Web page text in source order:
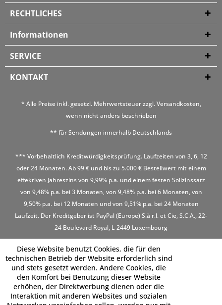
RECHTLICHES
Informationen
SERVICE
KONTAKT
* Alle Preise inkl. gesetzl. Mehrwertsteuer zzgl.Versandkosten,
wenn nicht anders beschrieben
** für Sendungen innerhalb Deutschlands
*** Vorbehaltlich Kreditwürdigkeitsprüfung. Laufzeiten von 3, 6, 12
oder 24 Monaten. Ab 99 € und bis zu 5.000 € Bestellwert mit einem
effektiven Jahreszins von 9,99% p.a. und einem festen Sollzinssatz
von 9,48% p.a. bei 3 Monaten, von 9,48% p.a. bei 6 Monaten, von
9,50% p.a. bei 12 Monaten und von 9,51% p.a. bei 24 Monaten
Laufzeit. Der Kreditgeber ist PayPal (Europe) S.à r.l. et Cie, S.C.A., 22-
24 Boulevard Royal, L-2449 Luxembourg
Diese Website benutzt Cookies, die für den
technischen Betrieb der Website erforderlich sind
und stets gesetzt werden. Andere Cookies, die
den Komfort bei Benutzung dieser Website
erhöhen, der Direktwerbung dienen oder die
Interaktion mit anderen Websites und sozialen